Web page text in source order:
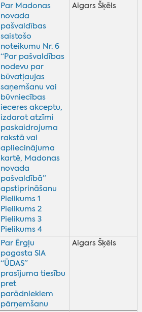
Par Madonas
novada
pašvaldības
saistošo
noteikumu Nr. 6
“Par pašvaldības
nodevu par
būvatļaujas
saņemšanu vai
būvniecības
ieceres akceptu,
izdarot atzīmi
paskaidrojuma
rakstā vai
apliecinājuma
kartē, Madonas
novada
pašvaldībā”
apstiprināšanu
Pielikums 1
Pielikums 2
Pielikums 3
Pielikums 4
Aigars Šķēls
Par Ērgļu
pagasta SIA
“ŪDAS”
prasījuma tiesību
pret
parādniekiem
pārņemšanu
Aigars Šķēls